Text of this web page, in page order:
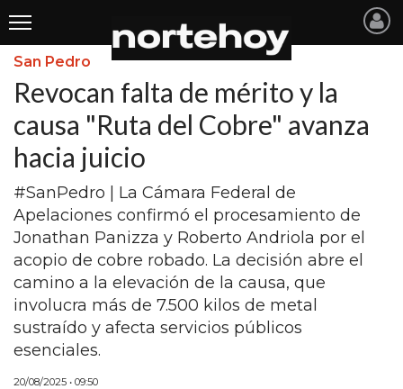
Últimas
Noticias
INICIO
NOTICIAS RECIENTES
SAN NICOLAS
RAMALLO
SAN PEDRO
PROVINCIA
San Pedro
Revocan falta de mérito y la
causa "Ruta del Cobre" avanza
hacia juicio
#SanPedro | La Cámara Federal de
Apelaciones confirmó el procesamiento de
Jonathan Panizza y Roberto Andriola por el
acopio de cobre robado. La decisión abre el
camino a la elevación de la causa, que
involucra más de 7.500 kilos de metal
sustraído y afecta servicios públicos
esenciales.
20/08/2025 • 09:50